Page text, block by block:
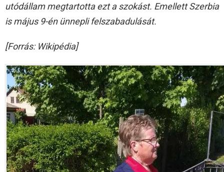
utódállam megtartotta ezt a szokást. Emellett Szerbia
is május 9-én ünnepli felszabadulását.
[Forrás: Wikipédia]